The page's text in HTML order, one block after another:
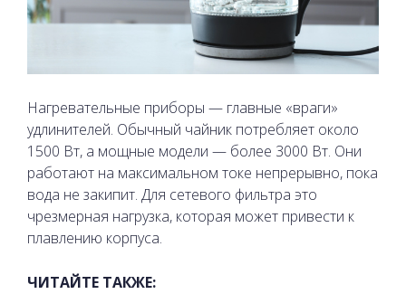
Нагревательные приборы — главные «враги»
удлинителей. Обычный чайник потребляет около
1500 Вт, а мощные модели — более 3000 Вт. Они
работают на максимальном токе непрерывно, пока
вода не закипит. Для сетевого фильтра это
чрезмерная нагрузка, которая может привести к
плавлению корпуса.
ЧИТАЙТЕ ТАКЖЕ: